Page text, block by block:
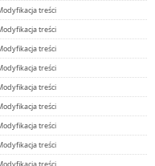
treści
treści
treści
treści
treści
treści
treści
treści